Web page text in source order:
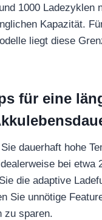
1000 Ladezyklen
Kapazität.
liegt diese
für eine
dauerhaft hohe
bei etwa
die adaptive
Sie unnötige
zu sparen.